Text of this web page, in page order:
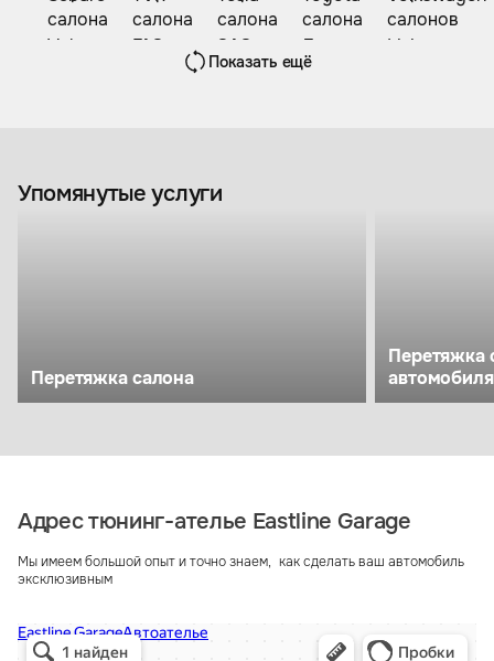
Показать ещё
Упомянутые услуги
Перетяжка салона
Перетяжка
автомобиля
Адрес тюнинг-ателье Eastline Garage
Мы имеем большой опыт и точно знаем, как сделать ваш автомобиль
эксклюзивным